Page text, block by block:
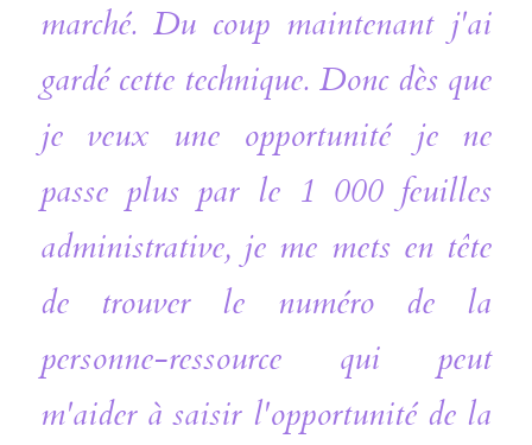
marché. Du coup maintenant j'ai
gardé cette technique. Donc dès que
je veux une opportunité je ne
passe plus par le 1 000 feuilles
administrative, je me mets en tête
de trouver le numéro de la
personne-ressource qui peut
m'aider à saisir l'opportunité de la